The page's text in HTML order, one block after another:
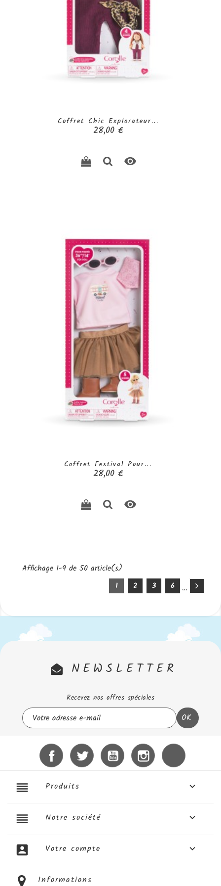
Coffret Chic Explorateur...
Prix
28,00 €

Coffret Festival Pour...
Prix
28,00 €

Affichage 1-9 de 50 article(s)
1 2 3 …
6
NEWSLETTER
Recevez nos offres spéciales
Facebook Twitter YouTube Instagram
reorder Produits 
reorder Notre société 
account_box Votre compte 
Informations